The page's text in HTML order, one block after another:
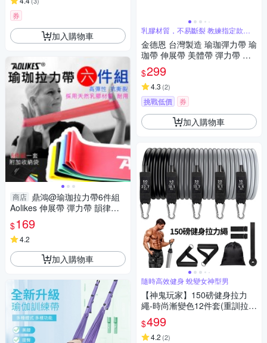
券
加入購物車
商店 鼎鴻@瑜珈拉力帶6件組
Aolikes 伸展帶 彈力帶 韻律瑜
珈用品 拉筋帶 奧力克斯 彈力繩
瑜伽拉力帶
$169
4.2
加入購物車
乳膠材質，不易斷裂 教練指定款訓
練配件
金德恩 台灣製造 瑜珈彈力帶 瑜
珈帶 伸展帶 美體帶 彈力帶 瑜
珈彈力帶 瑜珈阻力帶 皮拉提斯
阻力帶
$299
4.3 (2)
挑戰低價 券
加入購物車
隨時高效健身 蛻變女神型男
【神鬼玩家】150磅健身拉力
繩-時尚漸變色12件套(重訓拉力
帶 彈力帶 拉力器 彈力繩 阻力
帶)
$499
4.2 (2)